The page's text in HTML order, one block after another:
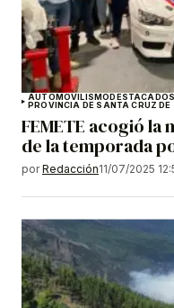
AUTOMOVILISMO
PROVINCIA DE SANTA CRUZ DE
FEMETE acogió
de la temporada
por Redacción11/07/2025